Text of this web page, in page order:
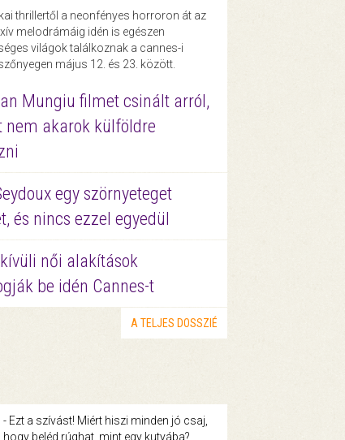
thrillertől a neonfényes horroron át az
melodrámáig idén is egészen
világok találkoznak a cannes-i
május 12. és 23. között.
Mungiu filmet csinált arról,
nem akarok külföldre
egy szörnyeteget
és nincs ezzel egyedül
női alakítások
be idén Cannes-t
A TELJES DOSSZIÉ
- Ezt a szívást! Miért hiszi minden jó csaj,
hogy beléd rúghat, mint egy kutyába?